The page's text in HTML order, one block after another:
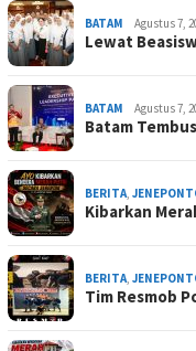
BATAM Agustus 7,
Lewat
BATAM Agustus 7,
Batam
BERITA,
Kibarkan
BERITA,
Tim Resmob